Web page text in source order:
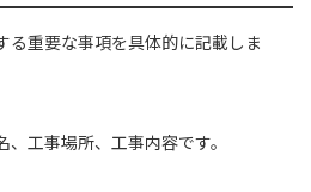
る重要な事項を具体的に記載しま
工事場所、工事内容です。